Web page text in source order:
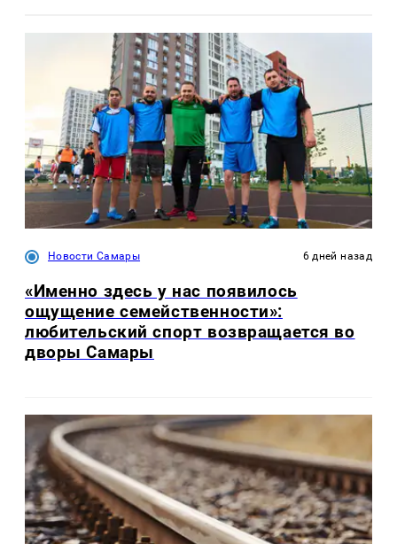
Новости Самары 6 дней назад
«Именно здесь у нас появилось
ощущение семейственности»:
любительский спорт возвращается во
дворы Самары